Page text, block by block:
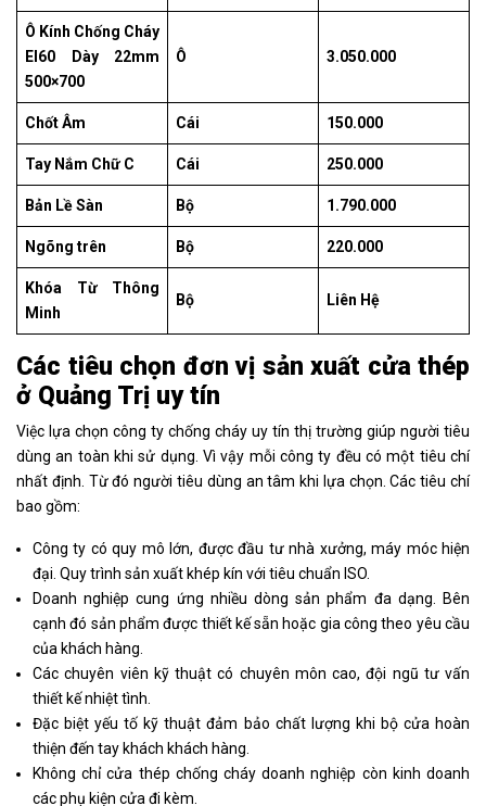
Ô Kính Chống Cháy
EI60 Dày 22mm
500×700
Ô 3.050.000
Chốt Âm Cái 150.000
Tay Nắm Chữ C Cái 250.000
Bản Lề Sàn Bộ 1.790.000
Ngõng trên Bộ 220.000
Khóa Từ Thông
Minh
Bộ Liên Hệ
Các tiêu chọn đơn vị sản xuất cửa thép
ở Quảng Trị uy tín
Việc lựa chọn công ty chống cháy uy tín thị trường giúp người tiêu
dùng an toàn khi sử dụng. Vì vậy mỗi công ty đều có một tiêu chí
nhất định. Từ đó người tiêu dùng an tâm khi lựa chọn. Các tiêu chí
bao gồm:
Công ty có quy mô lớn, được đầu tư nhà xưởng, máy móc hiện
đại. Quy trình sản xuất khép kín với tiêu chuẩn ISO.
Doanh nghiệp cung ứng nhiều dòng sản phẩm đa dạng. Bên
cạnh đó sản phẩm được thiết kế sẵn hoặc gia công theo yêu cầu
của khách hàng.
Các chuyên viên kỹ thuật có chuyên môn cao, đội ngũ tư vấn
thiết kế nhiệt tình.
Đặc biệt yếu tố kỹ thuật đảm bảo chất lượng khi bộ cửa hoàn
thiện đến tay khách khách hàng.
Không chỉ cửa thép chống cháy doanh nghiệp còn kinh doanh
các phụ kiện cửa đi kèm.